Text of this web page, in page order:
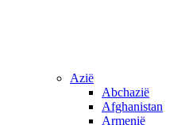
Azië
Abchazië
Afghanistan
Armenië